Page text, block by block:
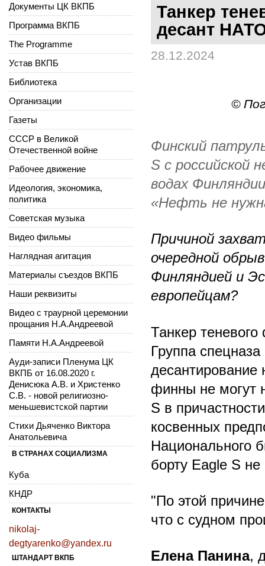
Танкер
десант
28.12.2024
©
Финский
S с российской
водах
«Нефть не
Причиной
очередной
Финляндией и
европейцам?
Танкер
Группа
десантирование
финны не могут
S в
косвенных
Национального
борту Eagle S
"По этой
что с судном
Елена Панина,
Документы ЦК ВКПБ
Программа ВКПБ
The Programme
Устав ВКПБ
Библиотека
Организации
Газеты
СССР в Великой
Отечественной войне
Рабочее движение
Идеология, экономика,
политика
Советская музыка
Видео фильмы
Наглядная агитация
Материалы съездов ВКПБ
Наши реквизиты
Видео с траурной церемонии
прощания Н.А.Андреевой
Памяти Н.А.Андреевой
Ауди-записи Пленума ЦК
ВКПБ от 16.08.2020 г.
Денисюка А.В. и Христенко
С.В. - новой религиозно-
меньшевистской партии
Стихи Дьяченко Виктора
Анатольевича
В СТРАНАХ СОЦИАЛИЗМА
Куба
КНДР
КОНТАКТЫ
nikolaj-
degtyarenko@yandex.ru
ШТАНДАРТ ВКПБ